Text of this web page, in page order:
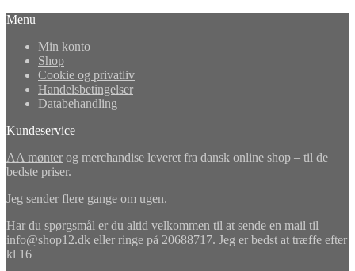
Menu
Min konto
Shop
Cookie og privatliv
Handelsbetingelser
Databehandling
Kundeservice
AA mønter og merchandise leveret fra dansk online shop – til de
bedste priser.
Jeg sender flere gange om ugen.
Har du spørgsmål er du altid velkommen til at sende en mail til
info@shop12.dk eller ringe på 20688717. Jeg er bedst at træffe efter
kl 16